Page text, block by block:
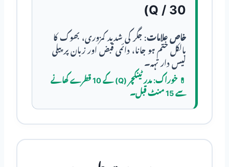
Q / 30)
خاص علامات: جگر کی شدید کمزوری، بھوک کا
بالکل ختم ہو جانا، دائمی قبض اور زبان پر پیلی
لیس دار تہہ۔
💊خوراک:
مدر ٹینکچر (Q) کے 10 قطرے کھانے
سے 15 منٹ قبل۔